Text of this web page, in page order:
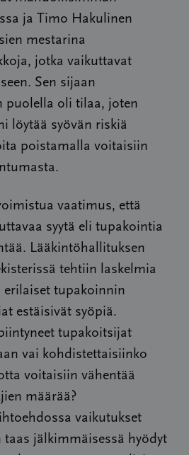
ja Timo Hakulinen
mestarina
jotka vaikuttavat
Sen sijaan
puolella oli tilaa, joten
löytää syövän riskiä
poistamalla voitaisiin
vaatimus, että
syytä eli tupakointia
Lääkintöhallituksen
tehtiin laskelmia
tupakoinnin
estäisivät syöpiä.
tupakoitsijat
vai kohdistettaisiinko
voitaisiin vähentää
määrää?
vaikutukset
taas jälkimmäisessä hyödyt